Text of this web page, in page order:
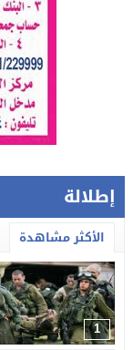
إطلالة
الأكثر مشاهدة
1